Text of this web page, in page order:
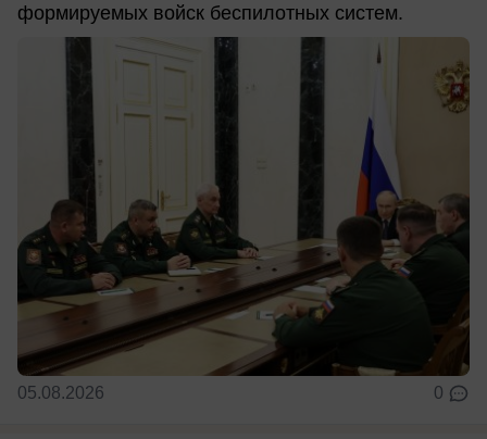
формируемых войск беспилотных систем.
05.08.2026 0